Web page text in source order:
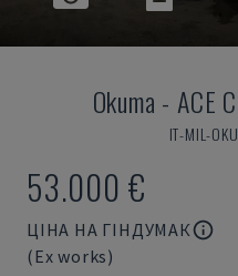
Okuma - ACE
IT-MIL-
53.000 €
ЦІНА НА ГІНДУМАК
(Ex works)